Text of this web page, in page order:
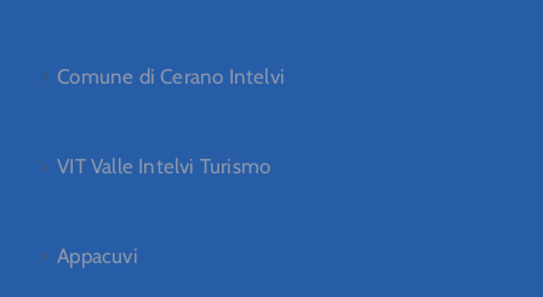
Comune di Cerano Intelvi
VIT Valle Intelvi Turismo
Appacuvi